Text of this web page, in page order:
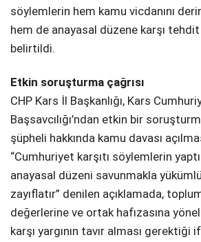
söylemlerin hem kamu vicdanını
hem de anayasal düzene karşı
belirtildi.
Etkin soruşturma çağrısı
CHP Kars İl Başkanlığı, Kars
Başsavcılığı’ndan etkin bir
şüpheli hakkında kamu davası
“Cumhuriyet karşıtı söylemlerin
anayasal düzeni savunmakla
zayıflatır” denilen açıklamada,
değerlerine ve ortak hafızasına
karşı yargının tavır alması gerektiği